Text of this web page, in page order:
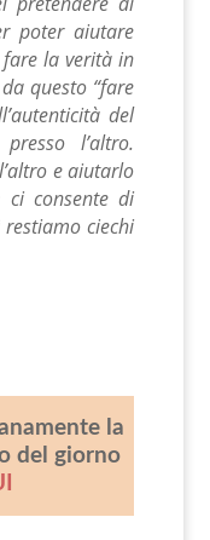
poter aiutare
fare la verità in
questo “fare
del
l’altro.
e aiutarlo
ci consente di
ciechi
la
del giorno